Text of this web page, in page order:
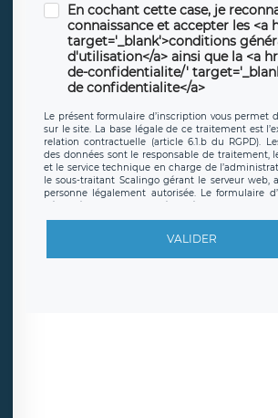
En cochant cette case, je
connaissance et accepter les <a
target='_blank'>conditions
d'utilisation</a> ainsi que la <a
de-confidentialite/'
de confidentialite</a>
Le présent formulaire d’inscription vous permet
sur le site. La base légale de ce traitement est
relation contractuelle (article 6.1.b du RGPD).
des données sont le responsable de traitement,
et le service technique en charge de
le sous-traitant Scalingo gérant le serveur web,
personne légalement autorisée. Le formulaire
hébergé sur un serveur hébergé par Scalingo,
offrant desclauses de protection conformes
en sollicite la suppression, étant entendu que
demander la suppression de vos données
VALIDER